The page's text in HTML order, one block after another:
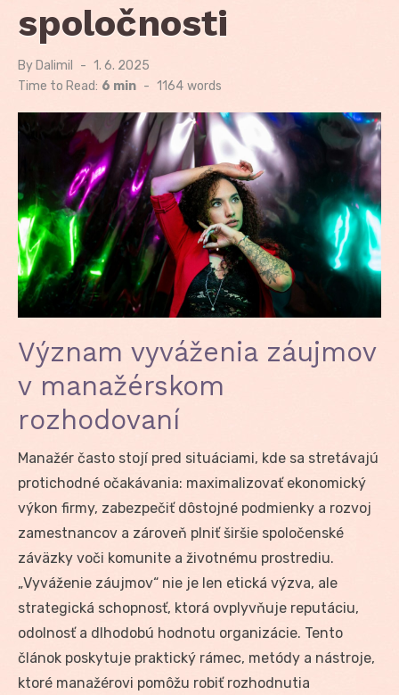
spoločnosti
By Dalimil
Posted
on
1. 6. 2025
Time to Read: 6 min - 1164 words
Význam vyváženia záujmov
v manažérskom
rozhodovaní
Manažér často stojí pred situáciami, kde sa stretávajú
protichodné očakávania: maximalizovať ekonomický
výkon firmy, zabezpečiť dôstojné podmienky a rozvoj
zamestnancov a zároveň plniť širšie spoločenské
záväzky voči komunite a životnému prostrediu.
„Vyváženie záujmov“ nie je len etická výzva, ale
strategická schopnosť, ktorá ovplyvňuje reputáciu,
odolnosť a dlhodobú hodnotu organizácie. Tento
článok poskytuje praktický rámec, metódy a nástroje,
ktoré manažérovi pomôžu robiť rozhodnutia